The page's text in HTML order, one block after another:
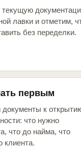
текущую
лавки и отметим,
без переделки.
первым
к
что нужно
что до найма, что
клиента.